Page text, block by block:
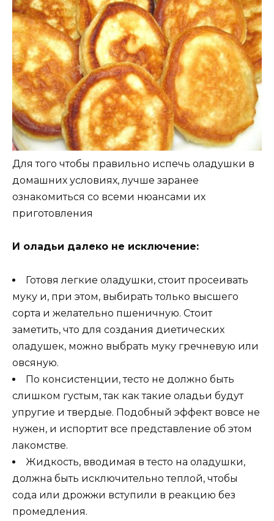
Для того чтобы правильно испечь оладушки в
домашних условиях, лучше заранее
ознакомиться со всеми нюансами их
приготовления
И оладьи далеко не исключение:
Готовя легкие оладушки, стоит просеивать
муку и, при этом, выбирать только высшего
сорта и желательно пшеничную. Стоит
заметить, что для создания диетических
оладушек, можно выбрать муку гречневую или
овсяную.
По консистенции, тесто не должно быть
слишком густым, так как такие оладьи будут
упругие и твердые. Подобный эффект вовсе не
нужен, и испортит все представление об этом
лакомстве.
Жидкость, вводимая в тесто на оладушки,
должна быть исключительно теплой, чтобы
сода или дрожжи вступили в реакцию без
промедления.